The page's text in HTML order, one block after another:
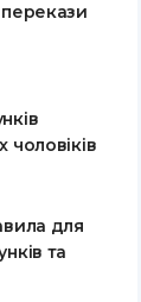
чоловіків
для
та